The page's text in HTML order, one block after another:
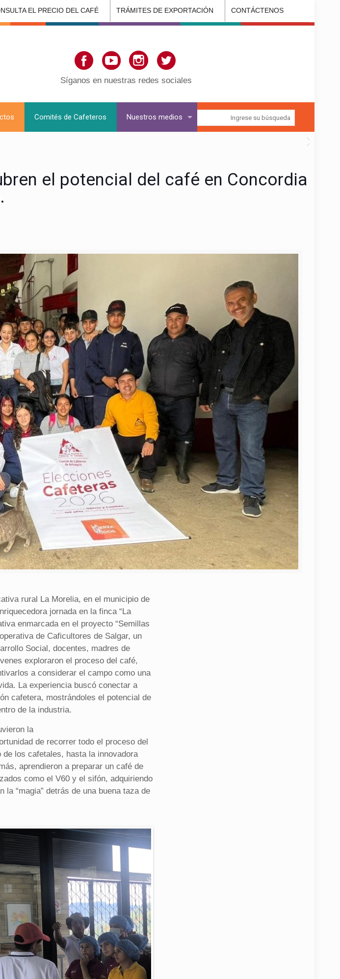
EL PRECIO DEL CAFÉ TRÁMITES DE EXPORTACIÓN CONTÁCTENOS
Comités de Cafeteros Nuestros medios
Síganos en nuestras redes sociales
el potencial del café en Concordia
rural La Morelia, en el municipio de
jornada en la finca “La
enmarcada en el proyecto “Semillas
de Caficultores de Salgar, un
Social, docentes, madres de
exploraron el proceso del café,
a considerar el campo como una
La experiencia buscó conectar a
cafetera, mostrándoles el potencial de
de la industria.
la
de recorrer todo el proceso del
los cafetales, hasta la innovadora
aprendieron a preparar un café de
como el V60 y el sifón, adquiriendo
“magia” detrás de una buena taza de